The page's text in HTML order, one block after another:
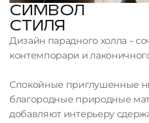
СИМВОЛ
СТИЛЯ
Дизайн парадного холла –
контемпорари и
Спокойные приглушенные
благородные природные
добавляют интерьеру